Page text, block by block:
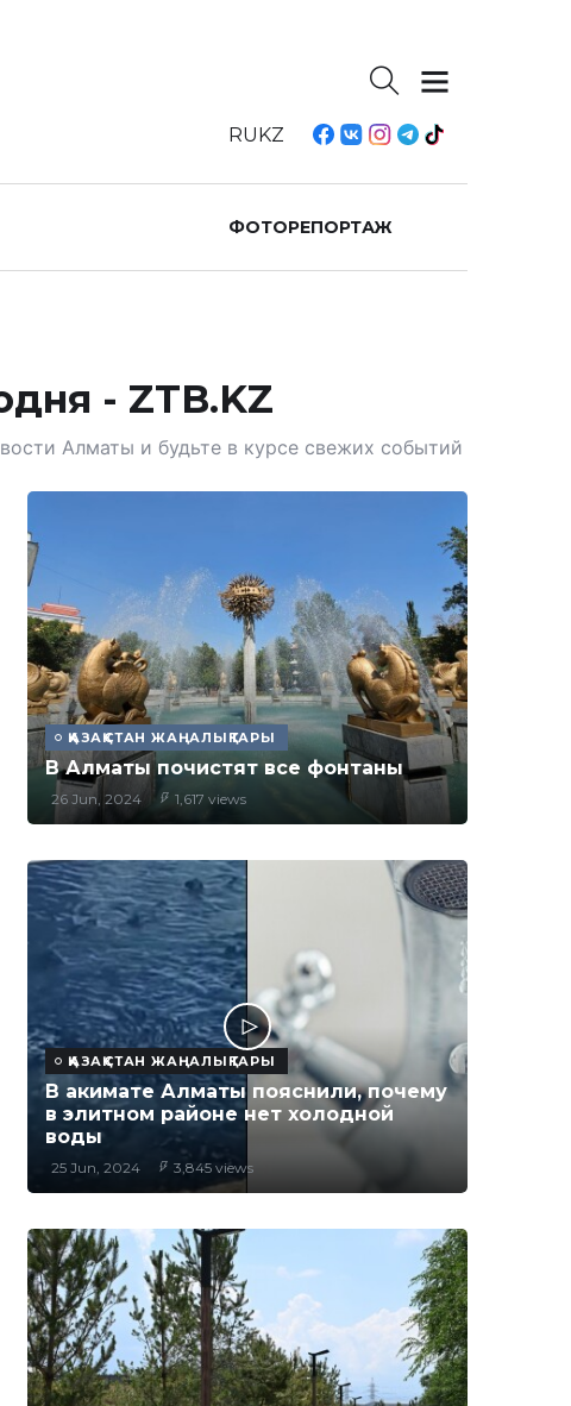
RUKZ
ФОТОРЕПОРТАЖ
- ZTB.KZ
Алматы и будьте в курсе свежих событий
ҚАЗАҚСТАН ЖАҢАЛЫҚТАРЫ
В Алматы почистят все фонтаны
26 Jun, 2024 1,617 views
ҚАЗАҚСТАН ЖАҢАЛЫҚТАРЫ
В акимате Алматы пояснили, почему
в элитном районе нет холодной
воды
25 Jun, 2024 3,845 views